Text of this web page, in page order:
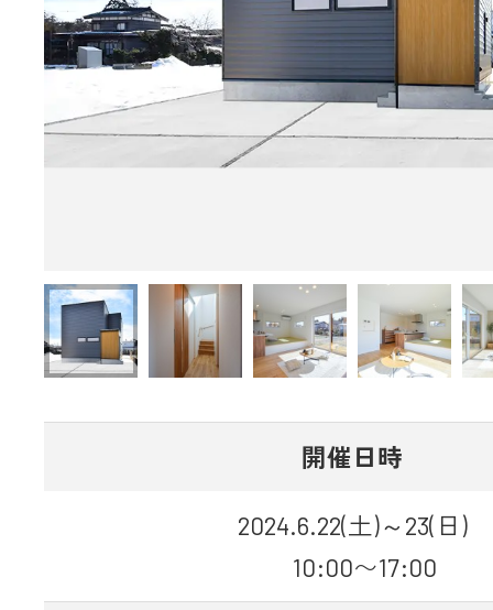
開催日時
2024.6.22(土)～23(日)
10:00〜17:00